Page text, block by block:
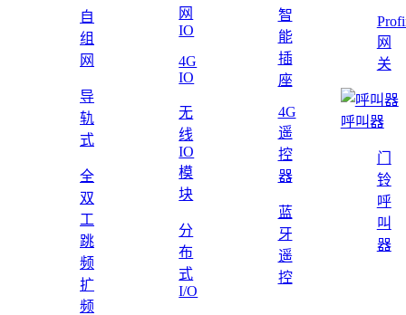
自
组
网
导
轨
式
全
双
工
跳
频
扩
频
网
IO
4G
IO
无
线
IO
模
块
分
布
式
I/O
智
能
插
座
4G
遥
控
器
蓝
牙
遥
控
网
关
呼叫器
门
铃
呼
叫
器